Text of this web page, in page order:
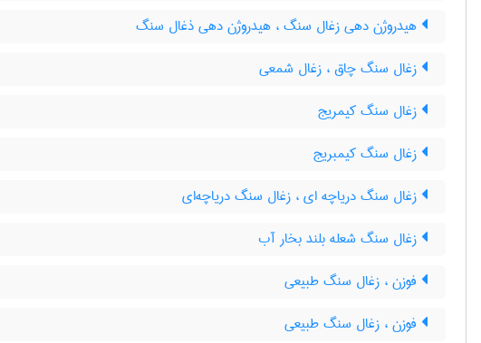
هیدروژن دهی زغال سنگ ، هیدروژن دهی ذغال سنگ
زغال سنگ چاق ، زغال شمعی
زغال سنگ کیمریج
زغال سنگ کیمبریج
زغال سنگ دریاچه ای ، زغال سنگ دریاچه‌ای
زغال سنگ شعله بلند بخار آب
فوزن ، زغال سنگ طبیعی
فوزن ، زغال سنگ طبیعی